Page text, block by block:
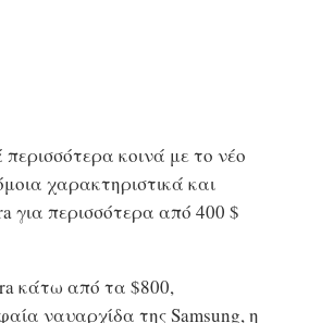
κοινά με το νέο
χαρακτηριστικά και
για περισσότερα από 400 $
κάτω από τα $800,
ναυαρχίδα της Samsung, η